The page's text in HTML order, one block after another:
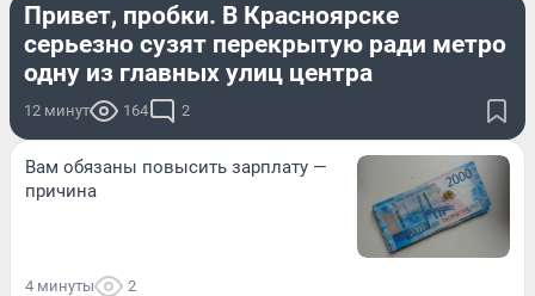
Привет, пробки. В Красноярске
серьезно сузят перекрытую ради метро
одну из главных улиц центра
12 минут 164 2
Вам обязаны повысить зарплату —
причина
4 минуты 2